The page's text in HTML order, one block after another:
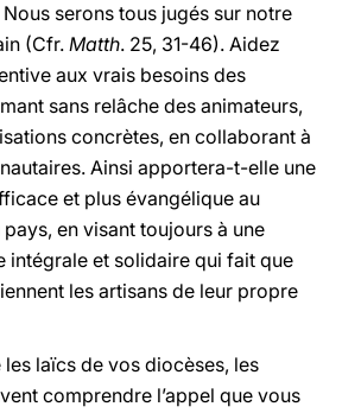
serons tous jugés sur notre
(Cfr. Matth. 25, 31-46). Aidez
aux vrais besoins des
sans relâche des animateurs,
concrètes, en collaborant à
Ainsi apportera-t-elle une
et plus évangélique au
en visant toujours à une
intégrale et solidaire qui fait que
les artisans de leur propre
laïcs de vos diocèses, les
comprendre l’appel que vous